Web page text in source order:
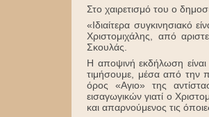
Στο χαιρετισμό του ο
«Ιδιαίτερα συγκινησιακό
Χριστομιχάλης, από
Σκουλάς.
Η αποψινή εκδήλωση
τιμήσουμε, μέσα από την
όρος «Αγιο» της
εισαγωγικών γιατί ο
και απαρνούμενος τις